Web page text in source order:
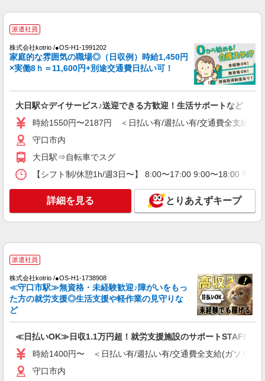
株式会社kotrio /●OS-H1-2092404
時給1550円〜2187円 ＜日払い有/週払い有/交
通費全支給(ガソリン代含む)＞
守口市 ★来社不要
キープ 詳細を見る
派遣社員
株式会社kotrio /●OS-H1-1738908
≪日払いOK≫日収1.1万円超！就労支援施設の
時給1400円〜 ＜日払い有/週払い有/交通費全
支給(ガソリン代含む)＞
守口市内
派遣社員
高級シニアマンションで見回り/生活相談など
≪滝井駅≫
時給1550円〜2187円 ＜日払い有/週払い有/交
通費全支給(ガソリン代含む)＞
守口市 ★来社不要
派遣社員
株式会社kotrio /●OS-H1-1991202
家庭的な雰囲気の職場◎（日収例）時給1,450円
×実働8ｈ＝11,600円+別途交通費日払い可！
大日駅☆デイサービス♪送迎できる方歓迎！生活サポートなど
時給1550円〜2187円 ＜日払い有/週払い有/交通費全支給(ガ
守口市内
大日駅⇒自転車でスグ
【シフト制/休憩1h/週3日〜】 8:00〜17:00 9:00〜18:00 等 ※
詳細を見る とりあえずキープ
派遣社員
株式会社kotrio /●OS-H1-1738908
≪守口市駅≫無資格・未経験歓迎♪障がいをもっ
た方の就労支援◎生活支援や軽作業の見守りな
ど
≪日払いOK≫日収1.1万円超！就労支援施設のサポートSTAFF募集
時給1400円〜 ＜日払い有/週払い有/交通費全支給(ガソリン
守口市内